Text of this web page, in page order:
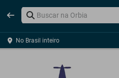
No Brasil inteiro